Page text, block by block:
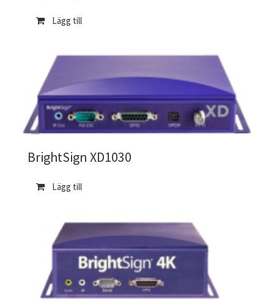
Lägg till
BrightSign XD1030
Lägg till